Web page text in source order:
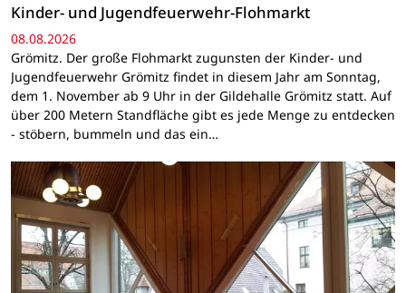
Kinder- und Jugendfeuerwehr-Flohmarkt
08.08.2026
Grömitz. Der große Flohmarkt zugunsten der Kinder- und
Jugendfeuerwehr Grömitz findet in diesem Jahr am Sonntag,
dem 1. November ab 9 Uhr in der Gildehalle Grömitz statt. Auf
über 200 Metern Standfläche gibt es jede Menge zu entdecken
- stöbern, bummeln und das ein…